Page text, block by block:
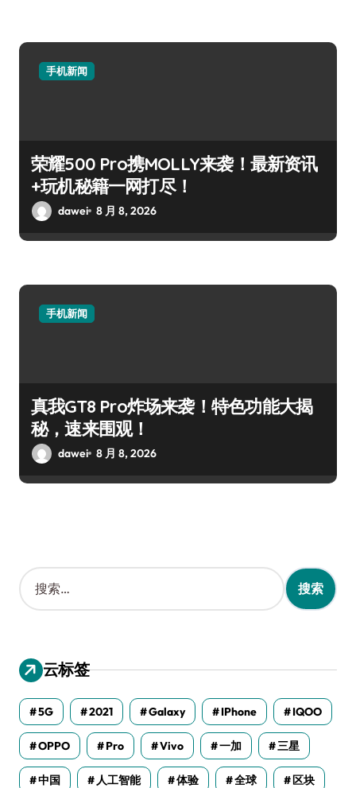
手机新闻
荣耀500 Pro携MOLLY来袭！最新资讯
+玩机秘籍一网打尽！
dawei 8 月 8, 2026
手机新闻
真我GT8 Pro炸场来袭！特色功能大揭
秘，速来围观！
dawei 8 月 8, 2026
搜
索
：
云标签
5G 2021 Galaxy IPhone IQOO
OPPO Pro Vivo 一加 三星
中国 人工智能 体验 全球 区块